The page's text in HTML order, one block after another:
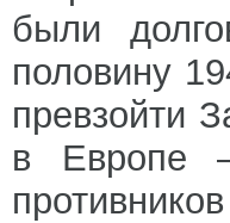
были
половину
превзойти
в Европе